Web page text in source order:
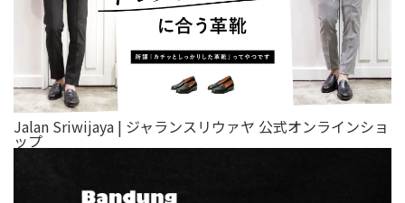
Jalan Sriwijaya | ジャランスリウァヤ 公式オンラインショ
ップ